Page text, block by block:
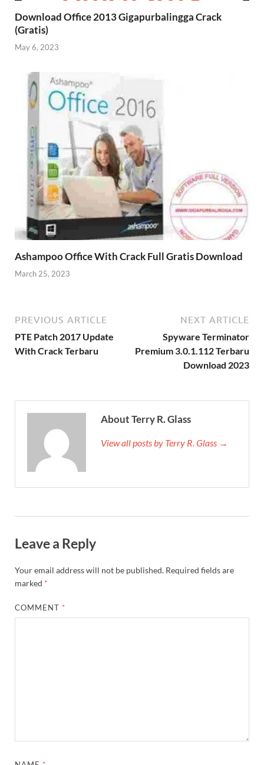
Download Office 2013 Gigapurbalingga Crack
(Gratis)
May 6, 2023
Ashampoo Office With Crack Full Gratis Download
March 25, 2023
PREVIOUS ARTICLE
PTE Patch 2017 Update
With Crack Terbaru
NEXT ARTICLE
Spyware Terminator
Premium 3.0.1.112 Terbaru
Download 2023
About Terry R. Glass
View all posts by Terry R. Glass →
Leave a Reply
Your email address will not be published. Required fields are
marked *
COMMENT *